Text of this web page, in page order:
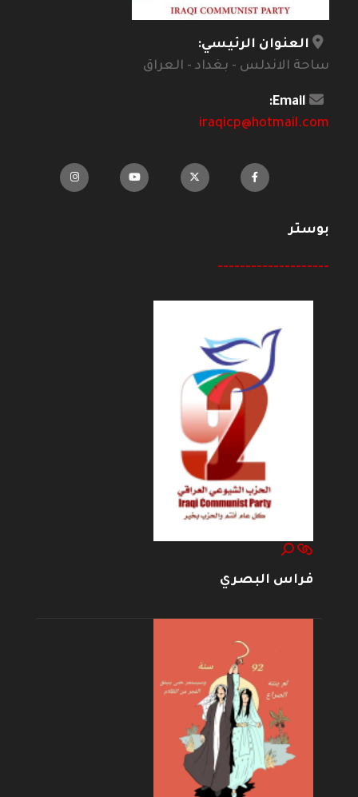
العنوان الرئيسي:
ساحة الاندلس - بغداد - العراق
Email:
iraqicp@hotmail.com
بوستر
--------------------
فراس البصري